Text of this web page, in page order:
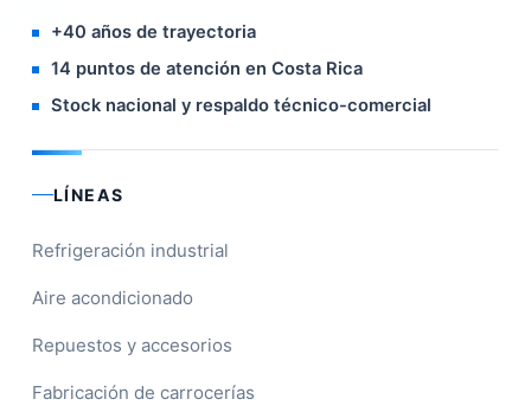
+40 años de trayectoria
14 puntos de atención en Costa Rica
Stock nacional y respaldo técnico-comercial
LÍNEAS
Refrigeración industrial
Aire acondicionado
Repuestos y accesorios
Fabricación de carrocerías